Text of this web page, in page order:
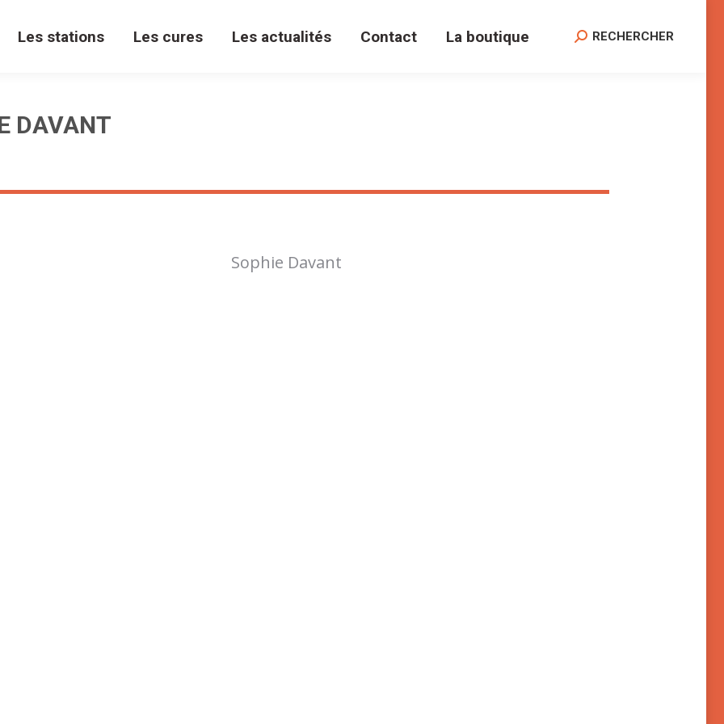
Les stations Les cures Les actualités Contact La boutique Search:
RECHERCHER
DAVANT
Sophie Davant